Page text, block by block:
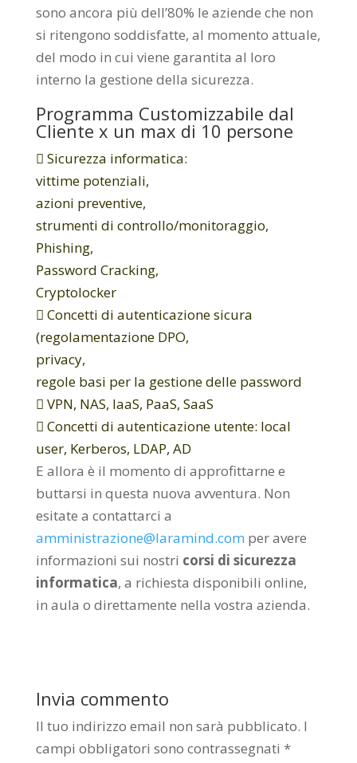
sono ancora più dell’80% le aziende che non
si ritengono soddisfatte, al momento attuale,
del modo in cui viene garantita al loro
interno la gestione della sicurezza.
Programma Customizzabile dal
Cliente x un max di 10 persone
 Sicurezza informatica:
vittime potenziali,
azioni preventive,
strumenti di controllo/monitoraggio,
Phishing,
Password Cracking,
Cryptolocker
 Concetti di autenticazione sicura
(regolamentazione DPO,
privacy,
regole basi per la gestione delle password
 VPN, NAS, IaaS, PaaS, SaaS
 Concetti di autenticazione utente: local
user, Kerberos, LDAP, AD
E allora è il momento di approfittarne e
buttarsi in questa nuova avventura. Non
esitate a contattarci a
amministrazione@laramind.com per avere
informazioni sui nostri corsi di sicurezza
informatica, a richiesta disponibili online,
in aula o direttamente nella vostra azienda.
Invia commento
Il tuo indirizzo email non sarà pubblicato. I
campi obbligatori sono contrassegnati *